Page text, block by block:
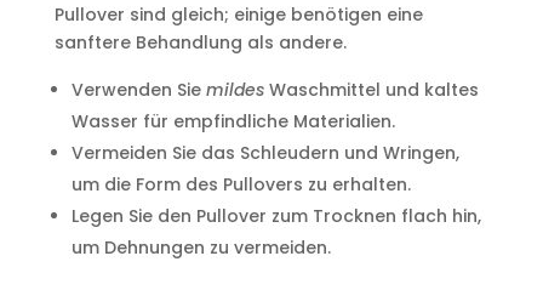
Pullover sind gleich; einige benötigen eine
sanftere Behandlung als andere.
Verwenden Sie mildesWaschmittel und kaltes
Wasser für empfindliche Materialien.
Vermeiden Sie das Schleudern und Wringen,
um die Form des Pullovers zu erhalten.
Legen Sie den Pullover zum Trocknen flach hin,
um Dehnungen zu vermeiden.